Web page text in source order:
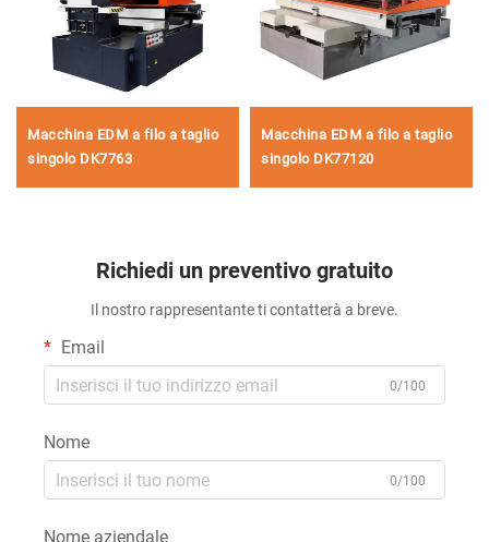
Macchina EDM a filo a taglio
singolo DK7763
Macchina EDM a filo a taglio
singolo DK77120
Richiedi un preventivo gratuito
Il nostro rappresentante ti contatterà a breve.
Email
0/100
Nome
0/100
Nome aziendale